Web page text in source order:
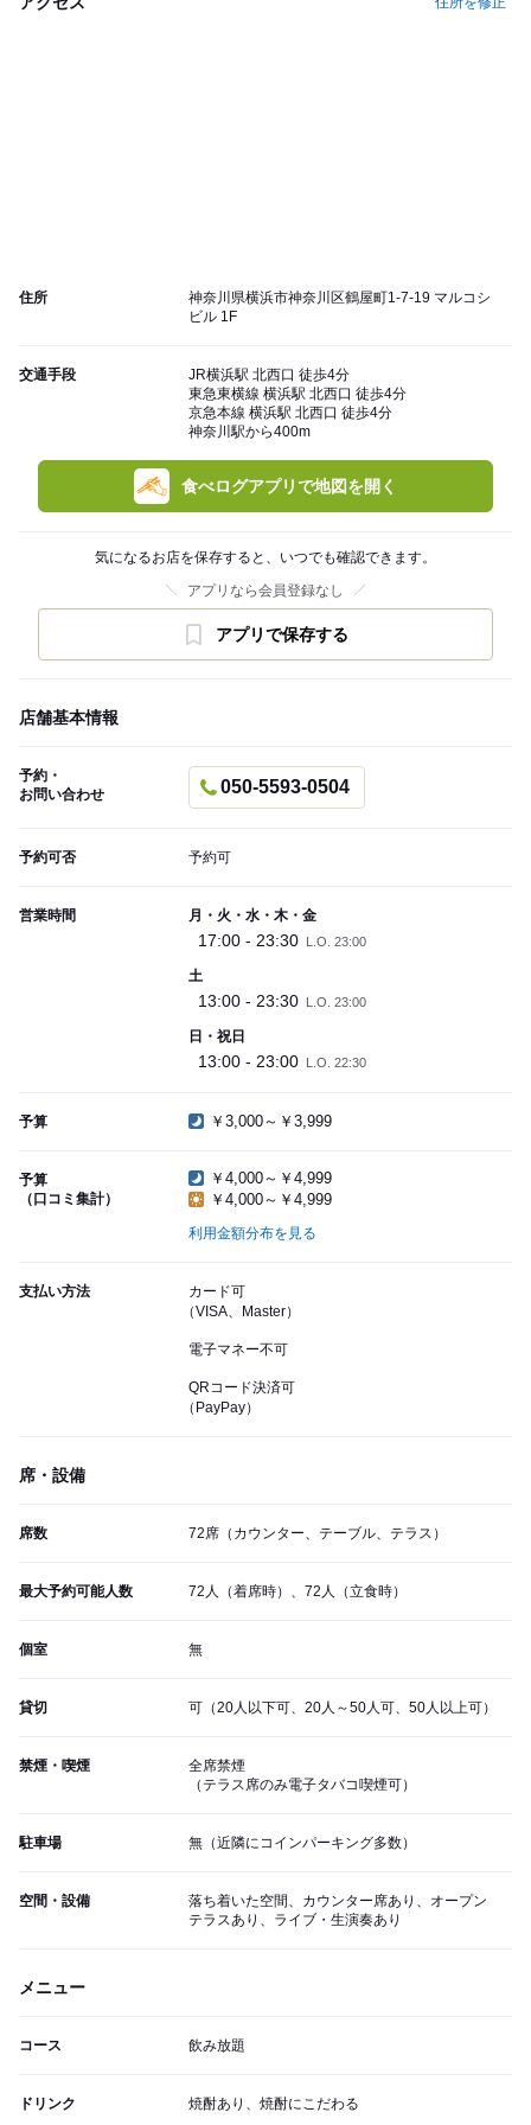
住所
神奈川県横浜市神奈川区鶴屋町1-7-19 マルコシ
ビル 1F
交通手段
JR横浜駅 北西口 徒歩4分
東急東横線 横浜駅 北西口 徒歩4分
京急本線 横浜駅 北西口 徒歩4分
神奈川駅から400m
食べログアプリで地図を開く
気になるお店を保存すると、いつでも確認できます。
アプリなら会員登録なし
アプリで保存する
店舗基本情報
予約・
お問い合わせ
050-5593-0504
予約可否 予約可
営業時間 月・火・水・木・金
17:00 - 23:30 L.O. 23:00
土
13:00 - 23:30 L.O. 23:00
日・祝日
13:00 - 23:00 L.O. 22:30
予算 ￥3,000～￥3,999
予算
（口コミ集計）
￥4,000～￥4,999
￥4,000～￥4,999
利用金額分布を見る
支払い方法
カード可
（VISA、Master）
電子マネー不可
QRコード決済可
（PayPay）
席・設備
席数 72席（カウンター、テーブル、テラス）
最大予約可能人数 72人（着席時）、72人（立食時）
個室 無
貸切 可（20人以下可、20人～50人可、50人以上可）
禁煙・喫煙
全席禁煙
（テラス席のみ電子タバコ喫煙可）
駐車場 無（近隣にコインパーキング多数）
空間・設備
落ち着いた空間、カウンター席あり、オープン
テラスあり、ライブ・生演奏あり
メニュー
コース 飲み放題
ドリンク 焼酎あり、焼酎にこだわる